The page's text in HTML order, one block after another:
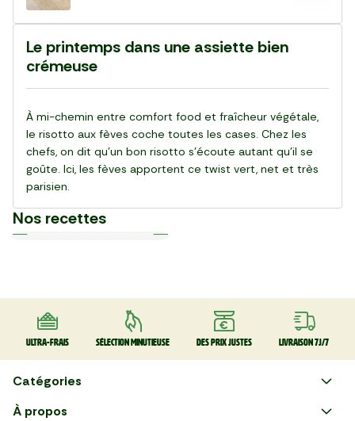
Le printemps dans une assiette bien
crémeuse
À mi-chemin entre comfort food et fraîcheur végétale,
le risotto aux fèves coche toutes les cases. Chez les
chefs, on dit qu’un bon risotto s’écoute autant qu’il se
goûte. Ici, les fèves apportent ce twist vert, net et très
parisien.
Nos recettes
La Salade de gnocchi,
mozzarella et serrano
La Pinsa Burrata Pesto
Le Carpaccio de Boeuf
La Kafta sauce tahini 🇯🇴
La Salade de chou rouge
thaï au poulet
Le Club sandwich
Le Taboulé végétal
La Salade de haricots verts
La Tarte Fraîche au Thon
Le Poke bowl au saumon et
légumes croquants 🇺🇸
Ultra-frais Sélection minutieuse Des prix justes Livraison 7J/7
Catégories
Faire ses courses en ligne
À propos